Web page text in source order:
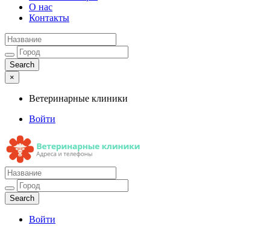
О нас
Контакты
×
Ветеринарные клиники
Войти
Ветеринарные клиники
Адреса и телефоны
Войти